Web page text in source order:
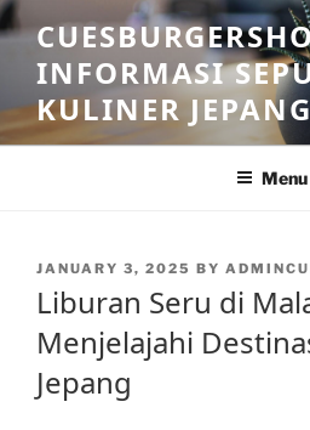
Skip
to
contentINFORMASI
KULINER
Menu
POSTED
ON
JANUARY 3, 2025 BY
Liburan Seru di
Menjelajahi
Jepang